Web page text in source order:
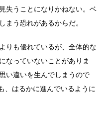
失うことになりかねない。ベ
まう恐れがあるからだ。
りも優れているが、全体的な
なっていないことがありま
い違いを生んでしまうので
、はるかに進んでいるように